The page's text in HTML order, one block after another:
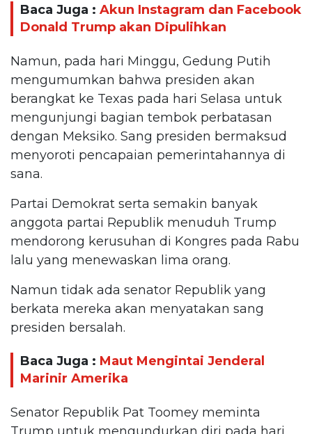
Baca Juga : Akun Instagram dan Facebook
Donald Trump akan Dipulihkan
Namun, pada hari Minggu, Gedung Putih
mengumumkan bahwa presiden akan
berangkat ke Texas pada hari Selasa untuk
mengunjungi bagian tembok perbatasan
dengan Meksiko. Sang presiden bermaksud
menyoroti pencapaian pemerintahannya di
sana.
Partai Demokrat serta semakin banyak
anggota partai Republik menuduh Trump
mendorong kerusuhan di Kongres pada Rabu
lalu yang menewaskan lima orang.
Namun tidak ada senator Republik yang
berkata mereka akan menyatakan sang
presiden bersalah.
Baca Juga : Maut Mengintai Jenderal
Marinir Amerika
Senator Republik Pat Toomey meminta